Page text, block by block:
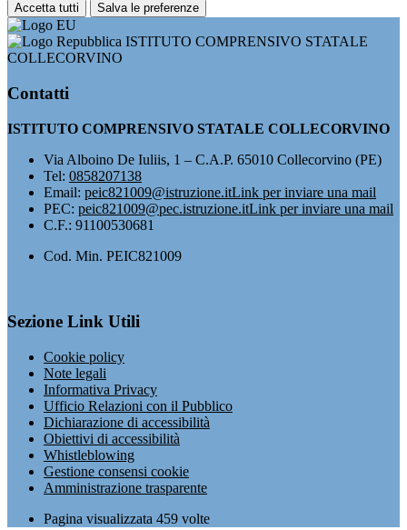
Accetta tutti Salva le preferenze
ISTITUTO COMPRENSIVO STATALE
COLLECORVINO
Contatti
ISTITUTO COMPRENSIVO STATALE COLLECORVINO
Via Alboino De Iuliis, 1 – C.A.P. 65010 Collecorvino (PE)
Tel: 0858207138
Email: peic821009@istruzione.itLink per inviare una mail
PEC: peic821009@pec.istruzione.itLink per inviare una mail
C.F.: 91100530681
Cod. Min. PEIC821009
Sezione Link Utili
Cookie policy
Note legali
Informativa Privacy
Ufficio Relazioni con il Pubblico
Dichiarazione di accessibilità
Obiettivi di accessibilità
Whistleblowing
Gestione consensi cookie
Amministrazione trasparente
Pagina visualizzata 459 volte